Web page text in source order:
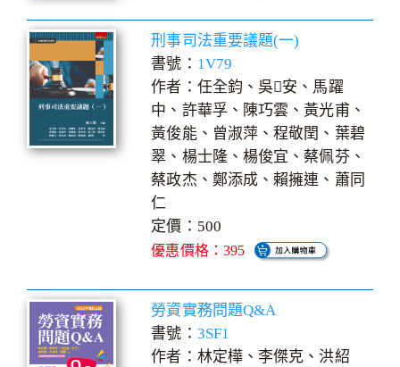
刑事司法重要議題(一)
書號： 1V79
作者：任全鈞、吳安、馬躍
中、許華孚、陳巧雲、黃光甫、
黃俊能、曾淑萍、程敬閏、葉碧
翠、楊士隆、楊俊宜、蔡佩芬、
蔡政杰、鄭添成、賴擁連、蕭同
仁
定價：500
優惠價格：395
勞資實務問題Q&A
書號： 3SF1
作者：林定樺、李傑克、洪紹